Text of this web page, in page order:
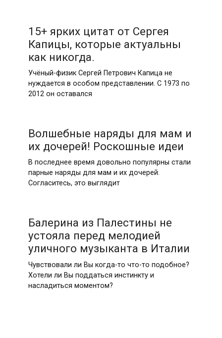
15+ ярких цитат от Сергея
Капицы, которые актуальны
как никогда.
Учёный-физик Сергей Петрович Капица не
нуждается в особом представлении. С 1973 по
2012 он оставался
Волшебные наряды для мам и
их дочерей! Роскошные идеи
В последнее время довольно популярны стали
парные наряды для мам и их дочерей.
Согласитесь, это выглядит
Балерина из Палестины не
устояла перед мелодией
уличного музыканта в Италии
Чувствовали ли Вы когда-то что-то подобное?
Хотели ли Вы поддаться инстинкту и
насладиться моментом?